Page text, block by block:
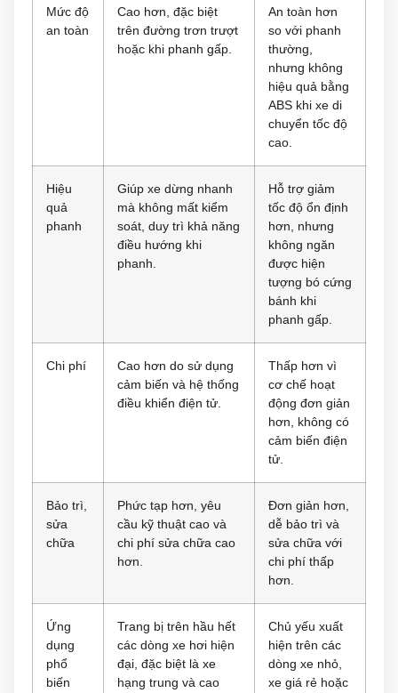
Mức độ
an toàn
Cao hơn, đặc biệt
trên đường trơn trượt
hoặc khi phanh gấp.
An toàn hơn
so với phanh
thường,
nhưng không
hiệu quả bằng
ABS khi xe di
chuyển tốc độ
cao.
Hiệu
quả
phanh
Giúp xe dừng nhanh
mà không mất kiểm
soát, duy trì khả năng
điều hướng khi
phanh.
Hỗ trợ giảm
tốc độ ổn định
hơn, nhưng
không ngăn
được hiện
tượng bó cứng
bánh khi
phanh gấp.
Chi phí
Cao hơn do sử dụng
cảm biến và hệ thống
điều khiển điện tử.
Thấp hơn vì
cơ chế hoạt
động đơn giản
hơn, không có
cảm biến điện
tử.
Bảo trì,
sửa
chữa
Phức tạp hơn, yêu
cầu kỹ thuật cao và
chi phí sửa chữa cao
hơn.
Đơn giản hơn,
dễ bảo trì và
sửa chữa với
chi phí thấp
hơn.
Ứng
dụng
phổ
biến
Trang bị trên hầu hết
các dòng xe hơi hiện
đại, đặc biệt là xe
hạng trung và cao
Chủ yếu xuất
hiện trên các
dòng xe nhỏ,
xe giá rẻ hoặc